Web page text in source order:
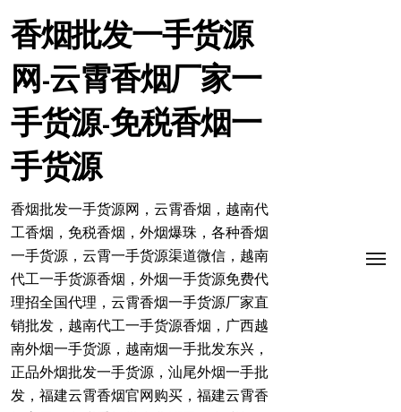
转香烟批发一手货源
网-云霄香烟厂家一
手货源-免税香烟一
手货源
香烟批发一手货源网，云霄香烟，越南代
工香烟，免税香烟，外烟爆珠，各种香烟
一手货源，云霄一手货源渠道微信，越南
代工一手货源香烟，外烟一手货源免费代
理招全国代理，云霄香烟一手货源厂家直
销批发，越南代工一手货源香烟，广西越
南外烟一手货源，越南烟一手批发东兴，
正品外烟批发一手货源，汕尾外烟一手批
发，福建云霄香烟官网购买，福建云霄香